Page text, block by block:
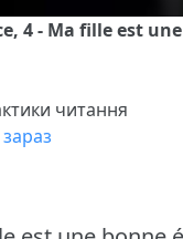
4 - Ma fille est
читання